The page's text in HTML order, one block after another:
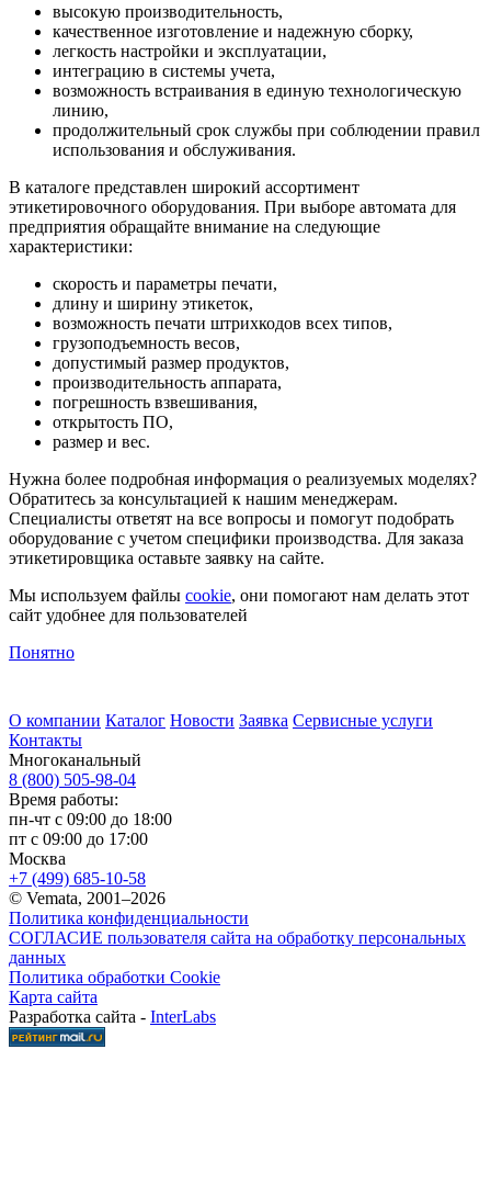
высокую производительность,
качественное изготовление и надежную сборку,
легкость настройки и эксплуатации,
интеграцию в системы учета,
возможность встраивания в единую технологическую
линию,
продолжительный срок службы при соблюдении правил
использования и обслуживания.
В каталоге представлен широкий ассортимент
этикетировочного оборудования. При выборе автомата для
предприятия обращайте внимание на следующие
характеристики:
скорость и параметры печати,
длину и ширину этикеток,
возможность печати штрихкодов всех типов,
грузоподъемность весов,
допустимый размер продуктов,
производительность аппарата,
погрешность взвешивания,
открытость ПО,
размер и вес.
Нужна более подробная информация о реализуемых моделях?
Обратитесь за консультацией к нашим менеджерам.
Специалисты ответят на все вопросы и помогут подобрать
оборудование с учетом специфики производства. Для заказа
этикетировщика оставьте заявку на сайте.
Мы используем файлы cookie, они помогают нам делать этот
сайт удобнее для пользователей
Понятно
О компании Каталог Новости Заявка Сервисные услуги
Контакты
Многоканальный
8 (800) 505-98-04
Время работы:
пн-чт с 09:00 до 18:00
пт с 09:00 до 17:00
Москва
+7 (499) 685-10-58
© Vemata, 2001–2026
Политика конфиденциальности
СОГЛАСИЕ пользователя сайта на обработку персональных
данных
Политика обработки Cookie
Карта сайта
Разработка сайта - InterLabs